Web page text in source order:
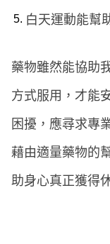
白天運動能幫
藥物雖然能協助
方式服用，才能
困擾，應尋求專
藉由適量藥物的
助身心真正獲得